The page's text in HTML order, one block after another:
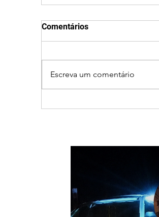
em capotamento na Zona
Comentários
Escreva um comentário